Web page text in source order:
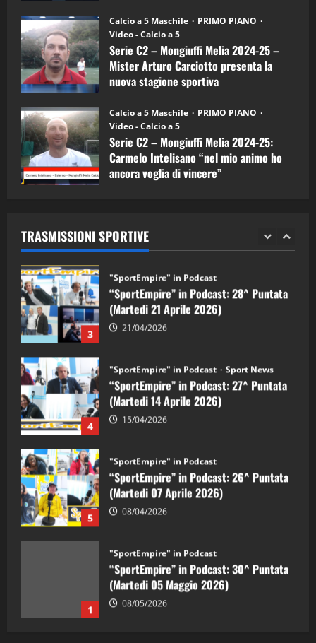
Calcio a 5 Maschile
PRIMO PIANO
Video - Calcio a 5
Serie C2 – Mongiuffi Melia 2024-25 –
Mister Arturo Carciotto presenta la
nuova stagione sportiva
Calcio a 5 Maschile
PRIMO PIANO
Video - Calcio a 5
Serie C2 – Mongiuffi Melia 2024-25:
Carmelo Intelisano “nel mio animo ho
ancora voglia di vincere”
TRASMISSIONI SPORTIVE
5
“SportEmpire” in Podcast: 26^ Puntata
(Martedi 07 Aprile 2026)
08/04/2026
1
“SportEmpire” in Podcast: 30^ Puntata
(Martedi 05 Maggio 2026)
08/05/2026
2 28/04/2026
3
"SportEmpire" in Podcast
“SportEmpire” in Podcast: 28^ Puntata
(Martedi 21 Aprile 2026)
21/04/2026
4
"SportEmpire" in Podcast Sport News
“SportEmpire” in Podcast: 27^ Puntata
(Martedi 14 Aprile 2026)
15/04/2026
5
"SportEmpire" in Podcast
“SportEmpire” in Podcast: 26^ Puntata
(Martedi 07 Aprile 2026)
08/04/2026
1
"SportEmpire" in Podcast
“SportEmpire” in Podcast: 30^ Puntata
(Martedi 05 Maggio 2026)
08/05/2026